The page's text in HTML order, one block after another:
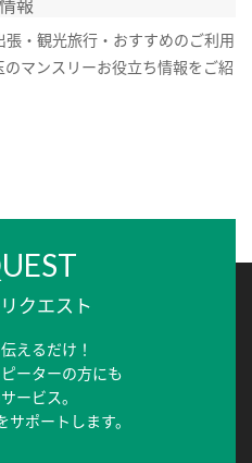
張・観光旅行・おすすめのご利用
マンスリーお役立ち情報をご紹
クエスト
えるだけ！
ーターの方にも
ービス。
ポートします。